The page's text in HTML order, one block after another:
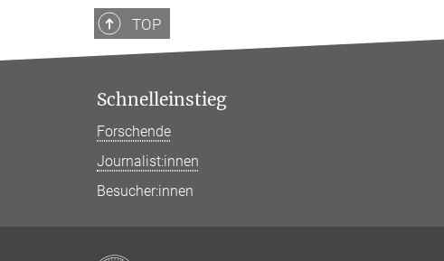
TOP
Schnelleinstieg
Forschende
Journalist:innen
Besucher:innen